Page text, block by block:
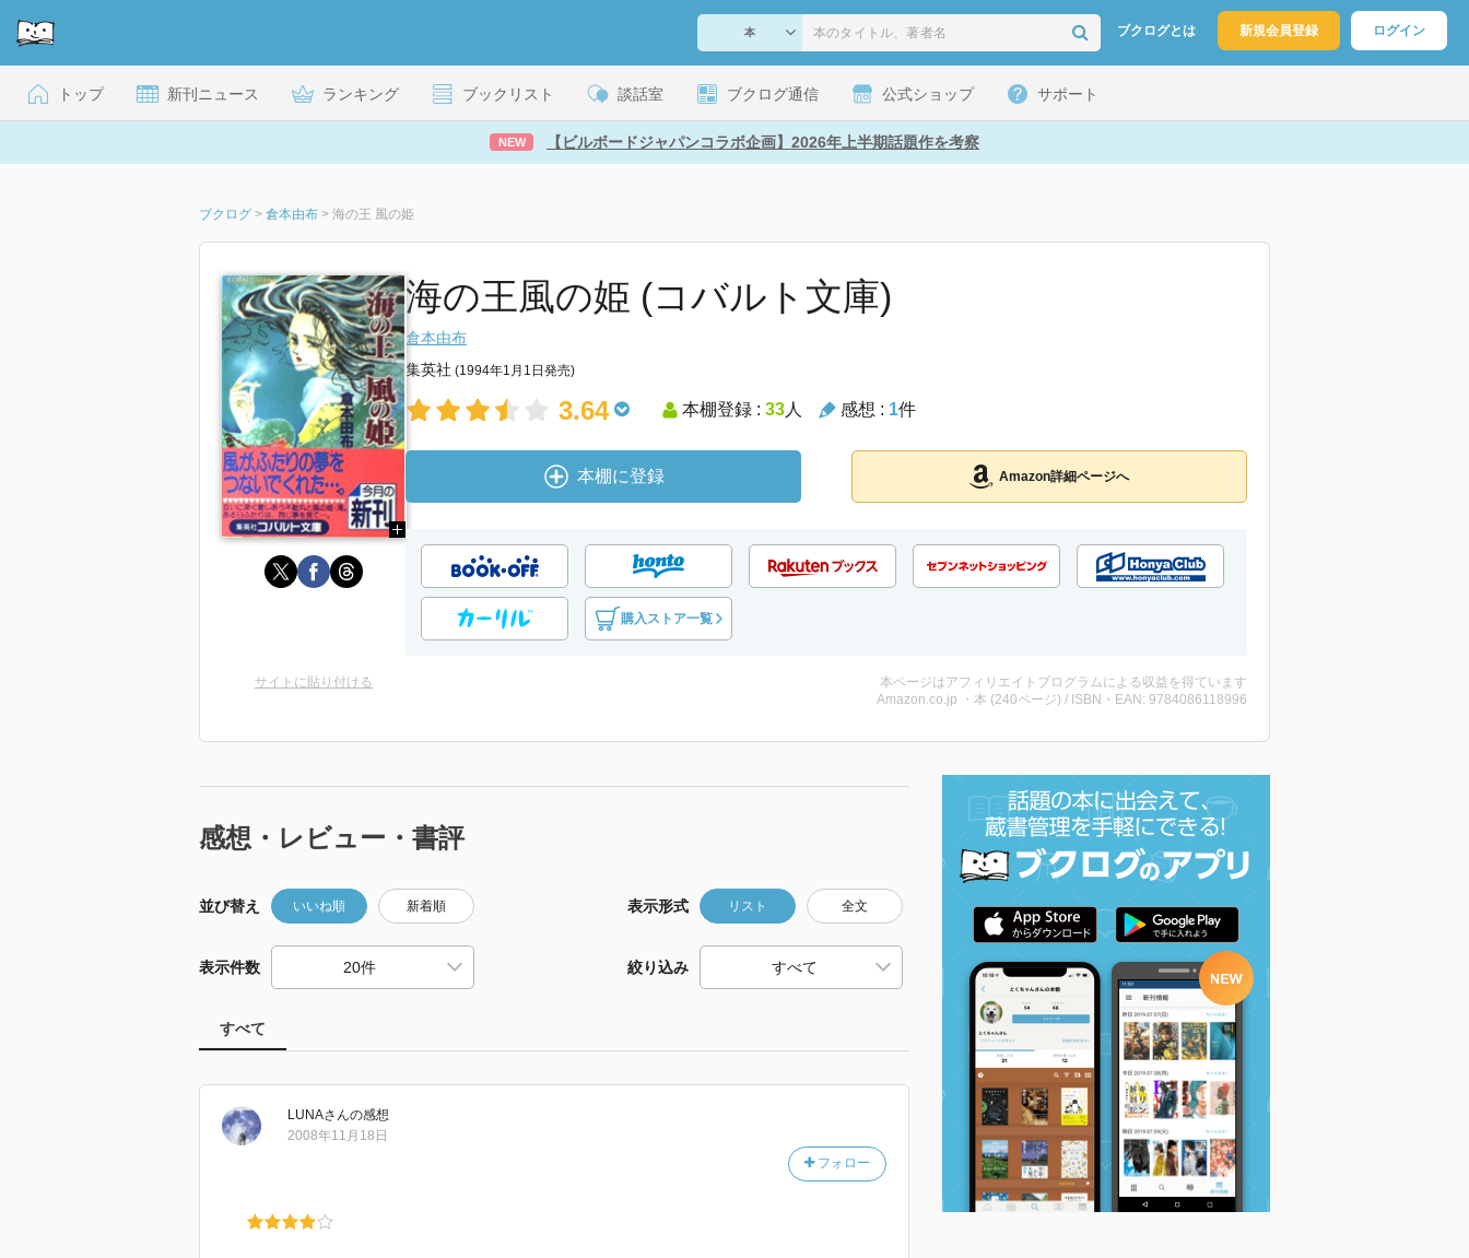
ブクログとは 新規会員登録 ログイン
トップ 新刊ニュース ランキング ブックリスト 談話室 ブクログ通信 公式ショップ サポート
NEW 【ビルボードジャパンコラボ企画】2026年上半期話題作を考察
ブクログ > 倉本由布 > 海の王 風の姫
海の王風の姫 (コバルト文庫)
倉本由布
集英社 (1994年1月1日発売)
3.64 本棚登録 : 33人 感想 : 1件
本棚に登録 Amazon詳細ページへ
購入ストア一覧
サイトに貼り付ける
本ページはアフィリエイトプログラムによる収益を得ています
Amazon.co.jp ・本 (240ページ) / ISBN・EAN: 9784086118996
感想・レビュー・書評
並び替え いいね順 新着順 表示形式 リスト 全文
表示件数 絞り込み
すべて
LUNAさんの感想
フォロー
2008年11月18日